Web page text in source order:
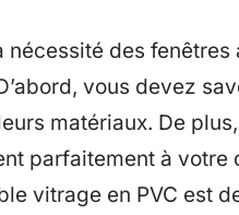
nécessité des
vous devez
matériaux. De
parfaitement à votre
vitrage en PVC est